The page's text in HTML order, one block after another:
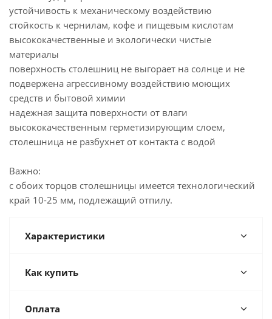
устойчивость к механическому воздействию
стойкость к чернилам, кофе и пищевым кислотам
высококачественные и экологически чистые
материалы
поверхность столешниц не выгорает на солнце и не
подвержена агрессивному воздействию моющих
средств и бытовой химии
надежная защита поверхности от влаги
высококачественным герметизирующим слоем,
столешница не разбухнет от контакта с водой
Важно:
с обоих торцов столешницы имеется технологический
край 10-25 мм, подлежащий отпилу.
Характеристики
Как купить
Оплата